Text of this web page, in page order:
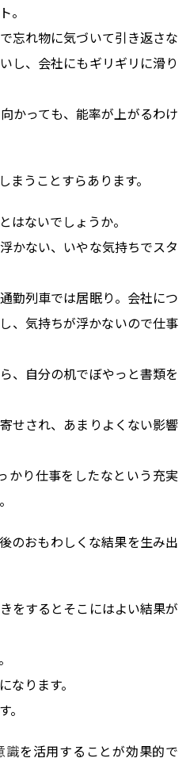
。
忘れ物に気づいて引き返さな
し、会社にもギリギリに滑り
かっても、能率が上がるわけ
うことすらあります。
はないでしょうか。
かない、いやな気持ちでスタ
勤列車では居眠り。会社につ
、気持ちが浮かないので仕事
、自分の机でぼやっと書類を
せされ、あまりよくない影響
かり仕事をしたなという充実
のおもわしくな結果を生み出
をするとそこにはよい結果が
なります。
識を活用することが効果的で